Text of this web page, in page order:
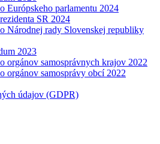
Európskeho parlamentu 2024
SR 2024
Národnej rady Slovenskej republiky
2023
orgánov samosprávnych krajov 2022
orgánov samosprávy obcí 2022
údajov (GDPR)